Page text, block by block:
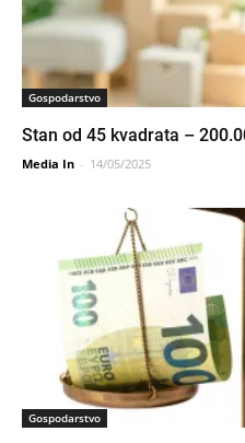
Gospodarstvo
Stan od 45 kvadrata –
Media In - 14/05/2025
Gospodarstvo